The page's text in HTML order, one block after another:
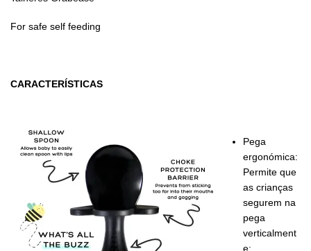
For safe self feeding
CARACTERÍSTICAS
Pega
ergonómica:
Permite que
as crianças
segurem na
pega
verticalment
e;